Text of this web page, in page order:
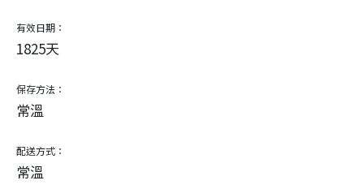
有效日期：
1825天
保存方法：
常溫
配送方式：
常溫